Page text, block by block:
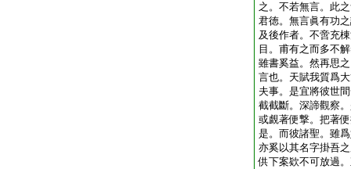
之。不若無言。此
君徳。無言眞有功
及後作者。不啻充
目。甫有之而多不
雖書奚益。然再思
言也。天賦我質爲
夫事。是宜將彼世
截截斷。深諦觀察
或覰著便撃。把著
是。而彼諸聖。雖
亦奚以其名字掛吾
供下案欵不可放過